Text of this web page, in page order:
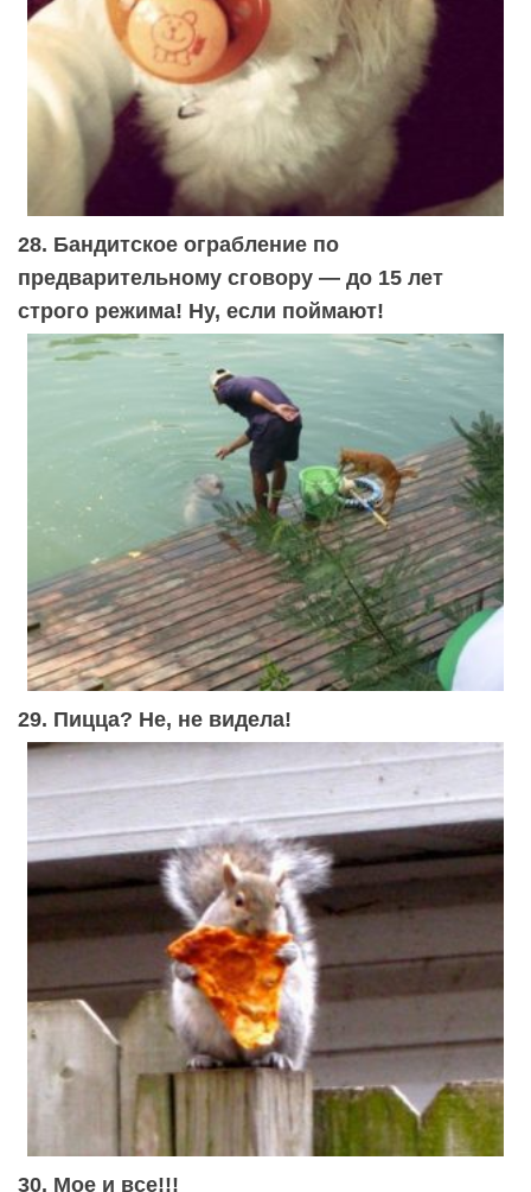
28. Бандитское ограбление по
предварительному сговору — до 15 лет
строго режима! Ну, если поймают!
29. Пицца? Не, не видела!
30. Мое и все!!!